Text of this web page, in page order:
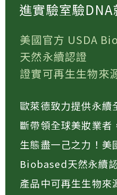
進實驗室驗DNA
美國官方 USDA
天然永續認證
證實可再生生物來
歐萊德致力提供永續
斷帶領全球美妝業者
生態盡一己之力！美
Biobased天然永續
產品中可再生生物來